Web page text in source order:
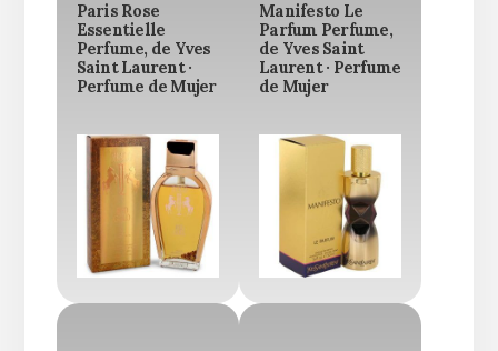
Paris Rose
Essentielle
Perfume, de Yves
Saint Laurent ·
Perfume de Mujer
Manifesto Le
Parfum Perfume,
de Yves Saint
Laurent · Perfume
de Mujer